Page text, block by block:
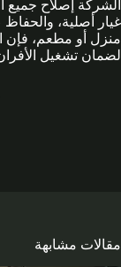
الشركة إصلاح جميع
غيار أصلية،
منزل أو مطعم، فإن
لضمان تشغيل
مقالات مشابهة